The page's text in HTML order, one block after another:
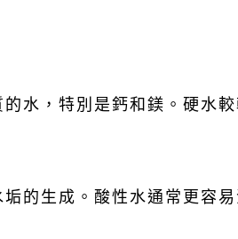
水，特別是鈣和鎂。硬水
的生成。酸性水通常更容